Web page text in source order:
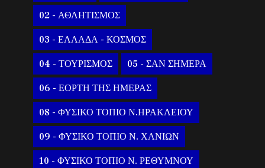
02 - ΑΘΛΗΤΙΣΜΟΣ
03 - ΕΛΛΑΔΑ - ΚΟΣΜΟΣ
04 - ΤΟΥΡΙΣΜΟΣ 05 - ΣΑΝ ΣΗΜΕΡΑ
06 - ΕΟΡΤΗ ΤΗΣ ΗΜΕΡΑΣ
08 - ΦΥΣΙΚΟ ΤΟΠΙΟ Ν.ΗΡΑΚΛΕΙΟΥ
09 - ΦΥΣΙΚΟ ΤΟΠΙΟ Ν. ΧΑΝΙΩΝ
10 - ΦΥΣΙΚΟ ΤΟΠΙΟ Ν. ΡΕΘΥΜΝΟΥ